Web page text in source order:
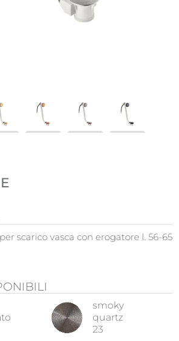
scarico vasca con erogatore l. 56-65
smoky
quartz
23